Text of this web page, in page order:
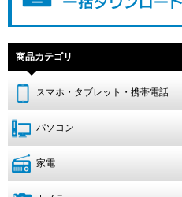
商品カテゴリ
スマホ・タブレット・携帯電話
パソコン
家電